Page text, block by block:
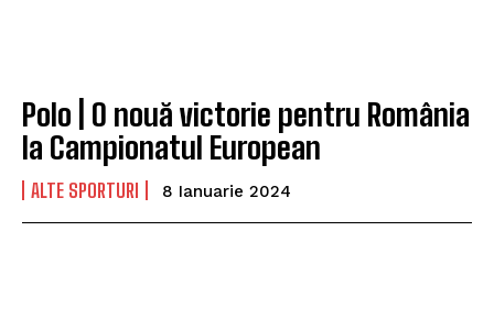
Polo | O nouă victorie pentru România
la Campionatul European
ALTE SPORTURI 8 Ianuarie 2024